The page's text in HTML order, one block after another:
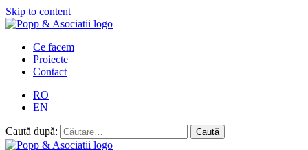
Skip to content
Ce facem
Proiecte
Contact
RO
EN
Caută după: